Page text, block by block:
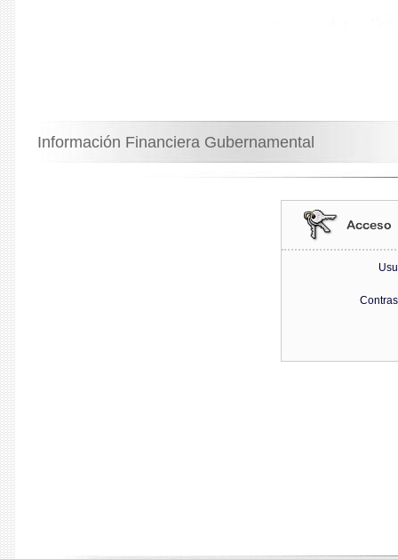
Información Financiera Gubernamental